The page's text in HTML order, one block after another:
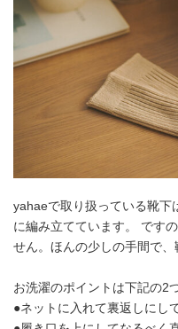
yahaeで取り扱っている靴下
に編み立てています。 です
せん。ほんの少しの手間で、
お洗濯のポイントは下記の2
●ネットに入れて裏返しにし